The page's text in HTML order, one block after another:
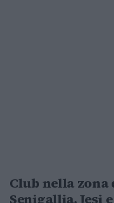
Club nella zona
Senigallia, Jesi